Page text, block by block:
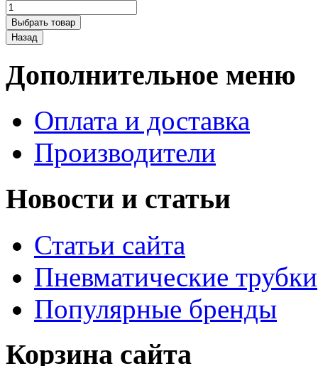
Дополнительное меню
Оплата и доставка
Производители
Новости и статьи
Статьи сайта
Пневматические трубки
Популярные бренды
Корзина сайта